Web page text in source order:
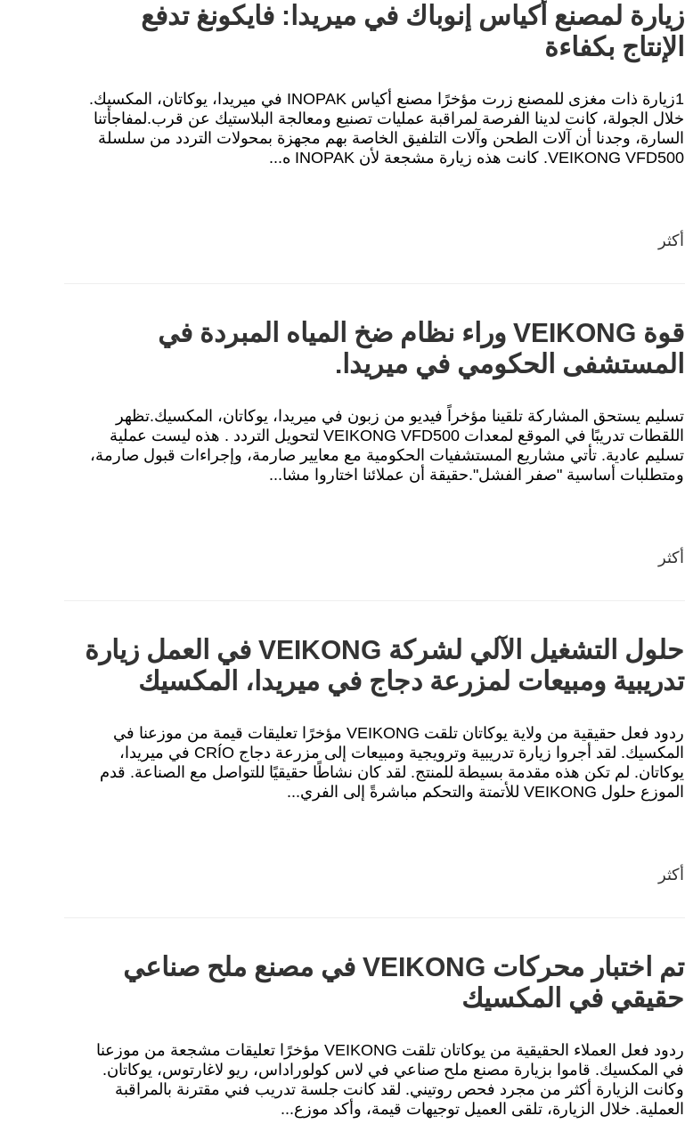
زيارة لمصنع أكياس إنوباك في ميريدا: فايكونغ تدفع
الإنتاج بكفاءة
1زيارة ذات مغزى للمصنع زرت مؤخرًا مصنع أكياس INOPAK في ميريدا، يوكاتان، المكسيك.
خلال الجولة، كانت لدينا الفرصة لمراقبة عمليات تصنيع ومعالجة البلاستيك عن قرب.لمفاجأتنا
السارة، وجدنا أن آلات الطحن وآلات التلفيق الخاصة بهم مجهزة بمحولات التردد من سلسلة
VEIKONG VFD500. كانت هذه زيارة مشجعة لأن INOPAK ه...
أكثر
قوة VEIKONG وراء نظام ضخ المياه المبردة في
المستشفى الحكومي في ميريدا.
تسليم يستحق المشاركة تلقينا مؤخراً فيديو من زبون في ميريدا، يوكاتان، المكسيك.تظهر
اللقطات تدريبًا في الموقع لمعدات VEIKONG VFD500 لتحويل التردد . هذه ليست عملية
تسليم عادية. تأتي مشاريع المستشفيات الحكومية مع معايير صارمة، وإجراءات قبول صارمة،
ومتطلبات أساسية "صفر الفشل".حقيقة أن عملائنا اختاروا مشا...
أكثر
حلول التشغيل الآلي لشركة VEIKONG في العمل زيارة
تدريبية ومبيعات لمزرعة دجاج في ميريدا، المكسيك
ردود فعل حقيقية من ولاية يوكاتان تلقت VEIKONG مؤخرًا تعليقات قيمة من موزعنا في
المكسيك. لقد أجروا زيارة تدريبية وترويجية ومبيعات إلى مزرعة دجاج CRÍO في ميريدا،
يوكاتان. لم تكن هذه مقدمة بسيطة للمنتج. لقد كان نشاطًا حقيقيًا للتواصل مع الصناعة. قدم
الموزع حلول VEIKONG للأتمتة والتحكم مباشرةً إلى الفري...
أكثر
تم اختبار محركات VEIKONG في مصنع ملح صناعي
حقيقي في المكسيك
ردود فعل العملاء الحقيقية من يوكاتان تلقت VEIKONG مؤخرًا تعليقات مشجعة من موزعنا
في المكسيك. قاموا بزيارة مصنع ملح صناعي في لاس كولوراداس، ريو لاغارتوس، يوكاتان.
وكانت الزيارة أكثر من مجرد فحص روتيني. لقد كانت جلسة تدريب فني مقترنة بالمراقبة
العملية. خلال الزيارة، تلقى العميل توجيهات قيمة، وأكد موزع...